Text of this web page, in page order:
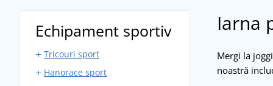
Iarna
Mergi la
noastră
Echipament sportiv
Tricouri sport
Maiouri sport
Hanorace sport